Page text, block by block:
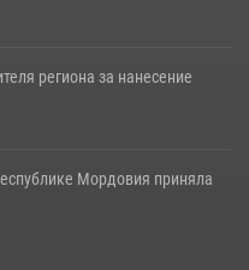
региона за нанесение
Мордовия приняла